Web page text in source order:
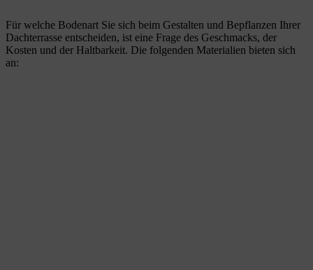
Für welche Bodenart Sie sich beim Gestalten und Bepflanzen Ihrer
Dachterrasse entscheiden, ist eine Frage des Geschmacks, der
Kosten und der Haltbarkeit. Die folgenden Materialien bieten sich
an: